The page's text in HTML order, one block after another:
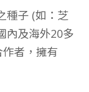
種子 (如：芝
內及海外20多
者，擁有